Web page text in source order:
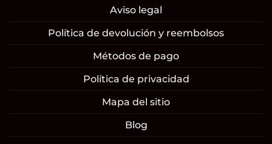
Aviso legal
Política de devolución y reembolsos
Métodos de pago
Política de privacidad
Mapa del sitio
Blog